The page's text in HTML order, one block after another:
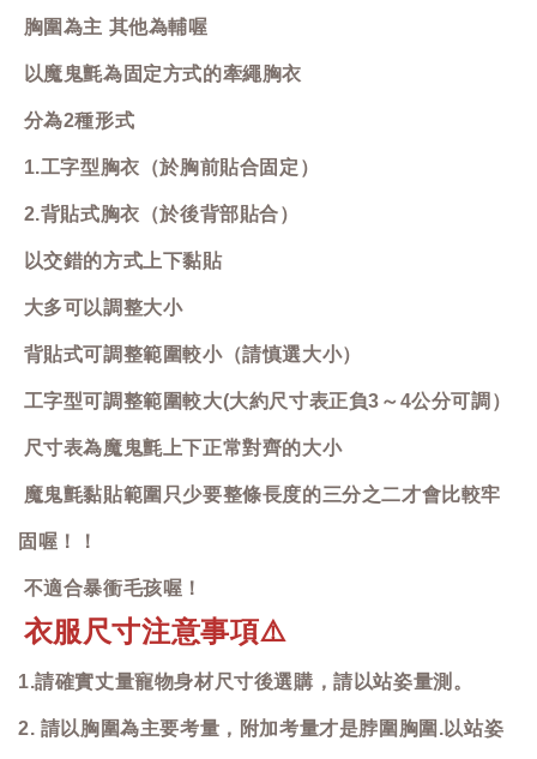
胸圍為主 其他為輔喔
以魔鬼氈為固定方式的牽繩胸衣
分為2種形式
1.工字型胸衣（於胸前貼合固定）
2.背貼式胸衣（於後背部貼合）
以交錯的方式上下黏貼
大多可以調整大小
背貼式可調整範圍較小（請慎選大小）
工字型可調整範圍較大(大約尺寸表正負3～4公分可調）
尺寸表為魔鬼氈上下正常對齊的大小
魔鬼氈黏貼範圍只少要整條長度的三分之二才會比較牢
固喔！！
不適合暴衝毛孩喔！
衣服尺寸注意事項⚠️
1.請確實丈量寵物身材尺寸後選購，請以站姿量測。
2. 請以胸圍為主要考量，附加考量才是脖圍胸圍.以站姿